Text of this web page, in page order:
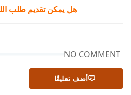
هل يمكن تقديم طلب
NO COMMENT
أضف تعليقًا